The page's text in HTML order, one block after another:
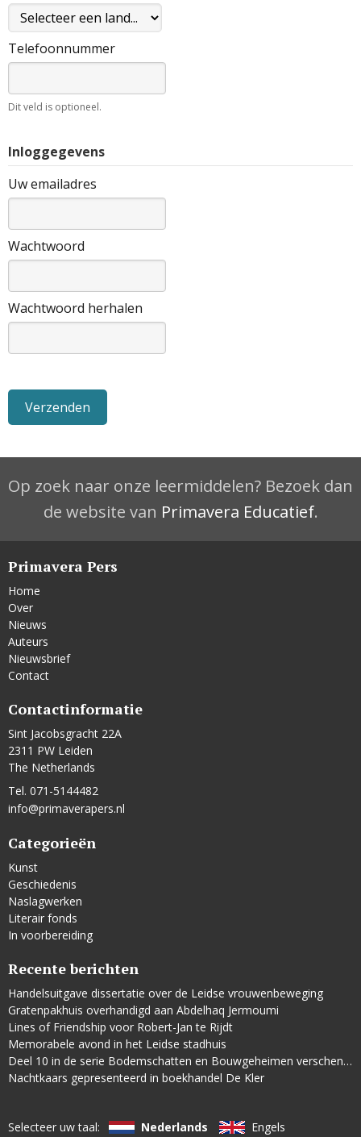
Telefoonnummer
Dit veld is optioneel.
Inloggegevens
Uw emailadres
Wachtwoord
Wachtwoord herhalen
Op zoek naar onze leermiddelen? Bezoek dan
de website van Primavera Educatief.
Primavera Pers
Home
Over
Nieuws
Auteurs
Nieuwsbrief
Contact
Contactinformatie
Sint Jacobsgracht 22A
2311 PW Leiden
The Netherlands
Tel. 071-5144482
info@primaverapers.nl
Categorieën
Kunst
Geschiedenis
Naslagwerken
Literair fonds
In voorbereiding
Recente berichten
Handelsuitgave dissertatie over de Leidse vrouwenbeweging
Gratenpakhuis overhandigd aan Abdelhaq Jermoumi
Lines of Friendship voor Robert-Jan te Rijdt
Memorabele avond in het Leidse stadhuis
Deel 10 in de serie Bodemschatten en Bouwgeheimen verschenen
Nachtkaars gepresenteerd in boekhandel De Kler
Selecteer uw taal: Nederlands Engels